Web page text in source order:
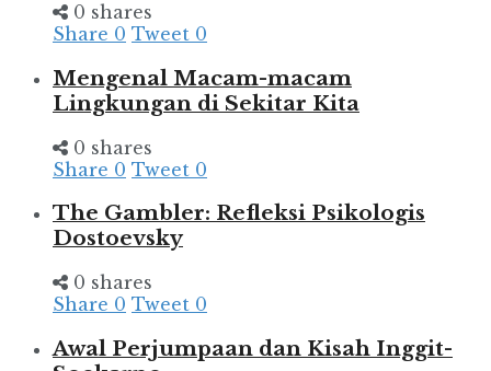
0 shares
Share 0 Tweet 0
Mengenal Macam-macam
Lingkungan di Sekitar Kita
0 shares
Share 0 Tweet 0
The Gambler: Refleksi Psikologis
Dostoevsky
0 shares
Share 0 Tweet 0
Awal Perjumpaan dan Kisah Inggit-